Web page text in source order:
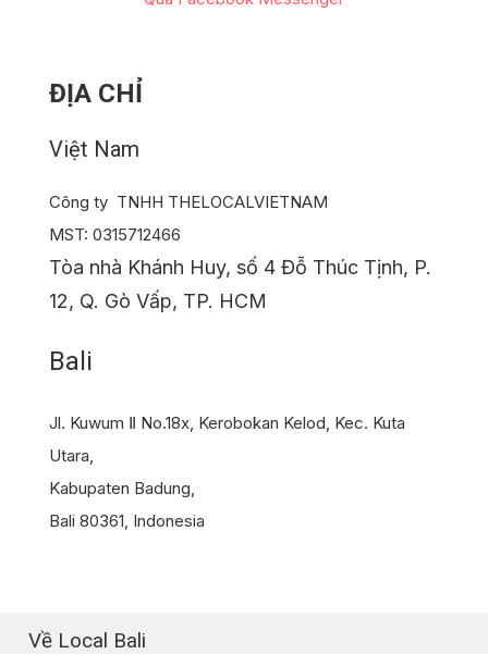
ĐỊA CHỈ
Việt Nam
Công ty TNHH THELOCALVIETNAM
MST: 0315712466
Tòa nhà Khánh Huy, số 4 Đỗ Thúc Tịnh, P.
12, Q. Gò Vấp, TP. HCM
Bali
Jl. Kuwum Ⅱ No.18x, Kerobokan Kelod, Kec. Kuta
Utara,
Kabupaten Badung,
Bali 80361, Indonesia
Về Local Bali